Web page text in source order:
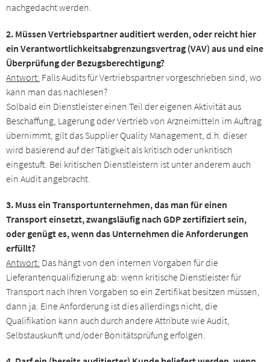
nachgedacht werden.
2. Müssen Vertriebspartner auditiert werden, oder reicht hier
ein Verantwortlichkeitsabgrenzungsvertrag (VAV) aus und eine
Überprüfung der Bezugsberechtigung?
Antwort: Falls Audits für Vertriebspartner vorgeschrieben sind, wo
kann man das nachlesen?
Solbald ein Dienstleister einen Teil der eigenen Aktivität aus
Beschaffung, Lagerung oder Vertrieb von Arzneimitteln im Auftrag
übernimmt, gilt das Supplier Quality Management, d.h. dieser
wird basierend auf der Tätigkeit als kritisch oder unkritisch
eingestuft. Bei kritischen Dienstleistern ist unter anderem auch
ein Audit angebracht.
3. Muss ein Transportunternehmen, das man für einen
Transport einsetzt, zwangsläufig nach GDP zertifiziert sein,
oder genügt es, wenn das Unternehmen die Anforderungen
erfüllt?
Antwort: Das hängt von den internen Vorgaben für die
Lieferantenqualifizierung ab: wenn kritische Dienstleister für
Transport nach Ihren Vorgaben so ein Zertifikat besitzen müssen,
dann ja. Eine Anforderung ist dies allerdings nicht, die
Qualifikation kann auch durch andere Attribute wie Audit,
Selbstauskunft und/oder Bonitätsprüfung erfolgen.